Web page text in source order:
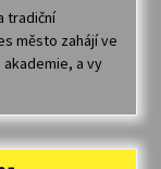
tradiční
město zahájí ve
a vy